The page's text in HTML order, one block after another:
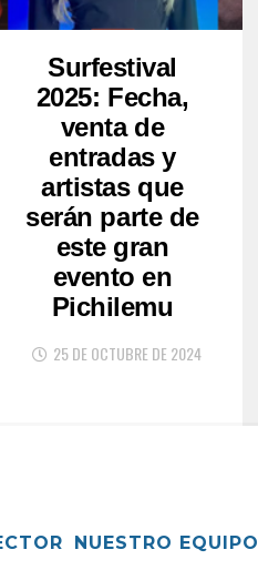
Surfestival
2025: Fecha,
venta de
entradas y
artistas que
serán parte de
este gran
evento en
Pichilemu
25 DE OCTUBRE DE 2024
NUESTRO EQUIPO